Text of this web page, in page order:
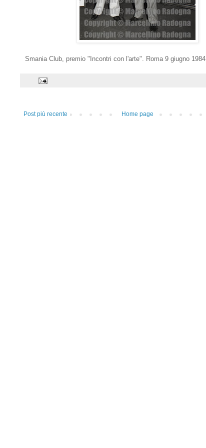
Smania Club, premio "Incontri con l'arte". Roma 9 giugno 1984
Post più recente Home page